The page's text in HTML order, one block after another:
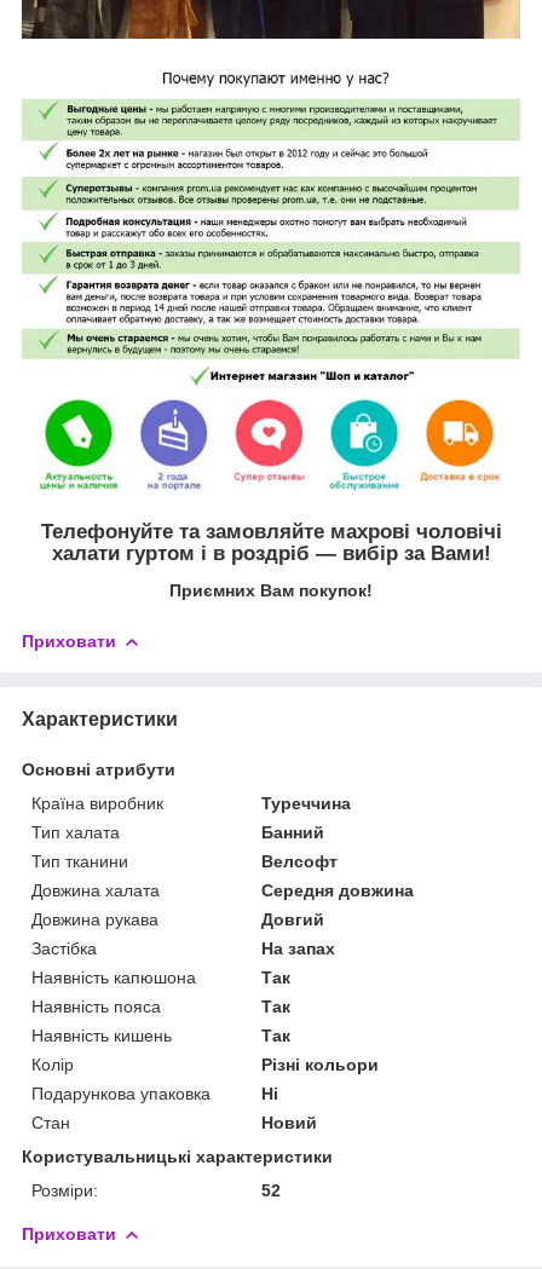
Телефонуйте та замовляйте махрові чоловічі
халати гуртом і в роздріб — вибір за Вами!
Приємних Вам покупок!
Приховати
Характеристики
Основні атрибути
Країна виробник
Туреччина
Тип халата
Банний
Тип тканини
Велсофт
Довжина халата
Середня довжина
Довжина рукава
Довгий
Застібка
На запах
Наявність капюшона
Так
Наявність пояса
Так
Наявність кишень
Так
Колір
Різні кольори
Подарункова упаковка
Ні
Стан
Новий
Користувальницькі характеристики
Розміри:
52
Приховати